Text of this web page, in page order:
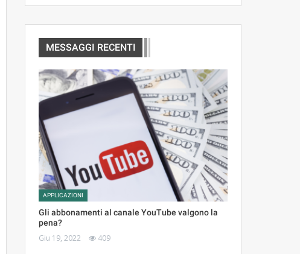
MESSAGGI RECENTI
APPLICAZIONI
Gli abbonamenti al canale YouTube valgono la
pena?
Giu 19, 2022 409